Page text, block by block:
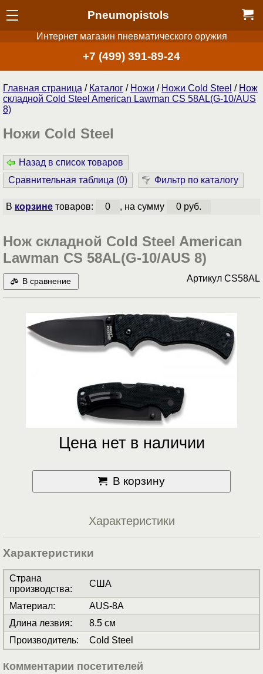
Pneumopistols
Интернет магазин пневматического оружия
+7 (499) 391-89-24
Главная страница / Каталог / Ножи / Ножи Cold Steel / Нож
складной Cold Steel American Lawman CS 58AL(G-10/AUS
8)
Ножи Cold Steel
Назад в список товаров
Сравнительная таблица (0) Фильтр по каталогу
В корзинетоваров: 0 , на сумму 0 руб.
Нож складной Cold Steel American
Lawman CS 58AL(G-10/AUS 8)
В сравнение Артикул CS58AL
Цена нет в наличии
В корзину
Характеристики
Характеристики
Страна
производства:
США
Материал:
AUS-8A
Длина лезвия:
8.5 см
Производитель: Cold Steel
Комментарии посетителей